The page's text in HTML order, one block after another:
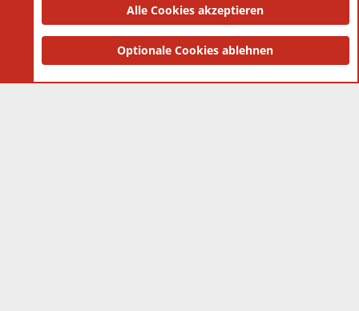
Datenschutzerklärung Impressum
Community platform by XenForo® © 2010-2025 XenForo Ltd.
and add-ons by ThemeHouse
Alle Cookies akzeptieren
Optionale Cookies ablehnen